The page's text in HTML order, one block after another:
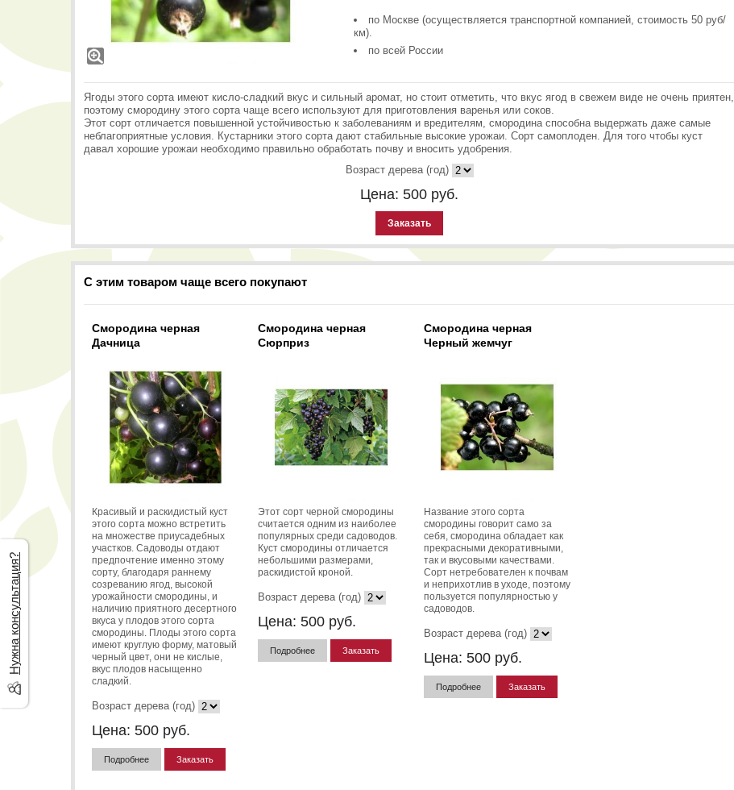
по Москве (осуществляется транспортной компанией, стоимость 50 руб/
км).
по всей России
Ягоды этого сорта имеют кисло-сладкий вкус и сильный аромат, но стоит отметить, что вкус ягод в свежем виде не очень приятен,
поэтому смородину этого сорта чаще всего используют для приготовления варенья или соков.
Этот сорт отличается повышенной устойчивостью к заболеваниям и вредителям, смородина способна выдержать даже самые
неблагоприятные условия. Кустарники этого сорта дают стабильные высокие урожаи. Сорт самоплоден. Для того чтобы куст
давал хорошие урожаи необходимо правильно обработать почву и вносить удобрения.
Возраст дерева (год)
Цена: 500 руб.
Заказать
С этим товаром чаще всего покупают
Смородина черная
Дачница
Красивый и раскидистый куст
этого сорта можно встретить
на множестве приусадебных
участков. Садоводы отдают
предпочтение именно этому
сорту, благодаря раннему
созреванию ягод, высокой
урожайности смородины, и
наличию приятного десертного
вкуса у плодов этого сорта
смородины. Плоды этого сорта
имеют круглую форму, матовый
черный цвет, они не кислые,
вкус плодов насыщенно
сладкий.
Возраст дерева (год)
Цена: 500 руб.
Подробнее Заказать
Смородина черная
Сюрприз
Этот сорт черной смородины
считается одним из наиболее
популярных среди садоводов.
Куст смородины отличается
небольшими размерами,
раскидистой кроной.
Возраст дерева (год)
Цена: 500 руб.
Подробнее Заказать
Смородина черная
Черный жемчуг
Название этого сорта
смородины говорит само за
себя, смородина обладает как
прекрасными декоративными,
так и вкусовыми качествами.
Сорт нетребователен к почвам
и неприхотлив в уходе, поэтому
пользуется популярностью у
садоводов.
Возраст дерева (год)
Цена: 500 руб.
Подробнее Заказать
Нужна консультация?